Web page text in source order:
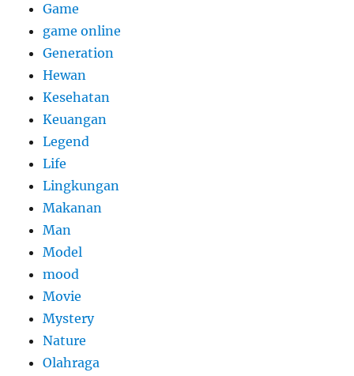
Game
game online
Generation
Hewan
Kesehatan
Keuangan
Legend
Life
Lingkungan
Makanan
Man
Model
mood
Movie
Mystery
Nature
Olahraga